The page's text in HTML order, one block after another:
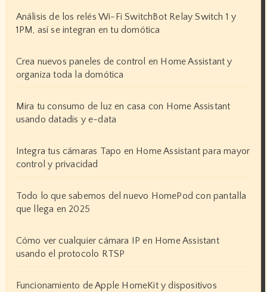
Análisis de los relés Wi-Fi SwitchBot Relay Switch 1 y
1PM, así se integran en tu domótica
Crea nuevos paneles de control en Home Assistant y
organiza toda la domótica
Mira tu consumo de luz en casa con Home Assistant
usando datadis y e-data
Integra tus cámaras Tapo en Home Assistant para mayor
control y privacidad
Todo lo que sabemos del nuevo HomePod con pantalla
que llega en 2025
Cómo ver cualquier cámara IP en Home Assistant
usando el protocolo RTSP
Funcionamiento de Apple HomeKit y dispositivos